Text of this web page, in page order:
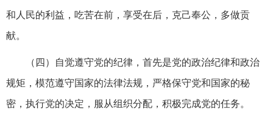
和人民的利益，吃苦在前，享受在后，克己奉公，多做贡
献。
（四）自觉遵守党的纪律，首先是党的政治纪律和政治
规矩，模范遵守国家的法律法规，严格保守党和国家的秘
密，执行党的决定，服从组织分配，积极完成党的任务。